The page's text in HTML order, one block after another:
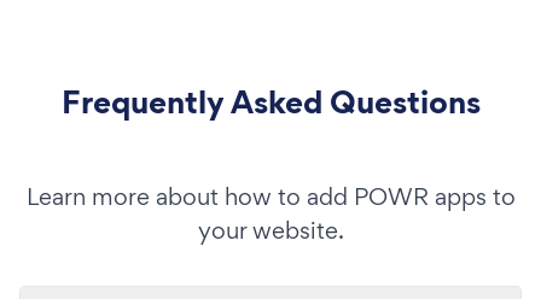
Frequently Asked Questions
Learn more about how to add POWR apps to
your website.